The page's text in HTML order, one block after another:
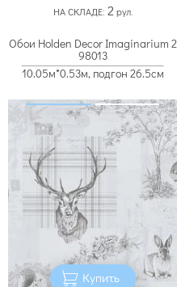
НА СКЛАДЕ: 2 рул.
Обои Holden Decor Imaginarium 2
98013
10.05м*0.53м, подгон 26.5см
Купить